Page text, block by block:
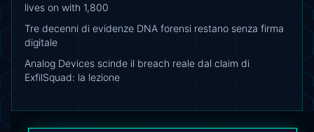
lives on with 1,800
Tre decenni di evidenze DNA forensi restano senza firma
digitale
Analog Devices scinde il breach reale dal claim di
ExfilSquad: la lezione